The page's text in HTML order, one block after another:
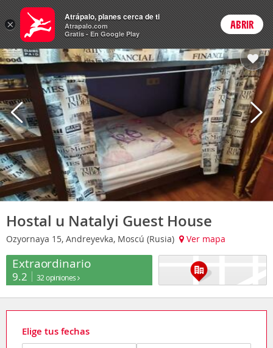
Hoteles Login
Hostal u Natalyi Guest House
Ozyornaya 15, Andreyevka, Moscú (Rusia) Ver mapa
Extraordinario
9.2 32 opiniones
Elige tus fechas
×
Atrápalo, planes cerca de ti
Atrapalo.com
Gratis - En Google Play
ABRIR